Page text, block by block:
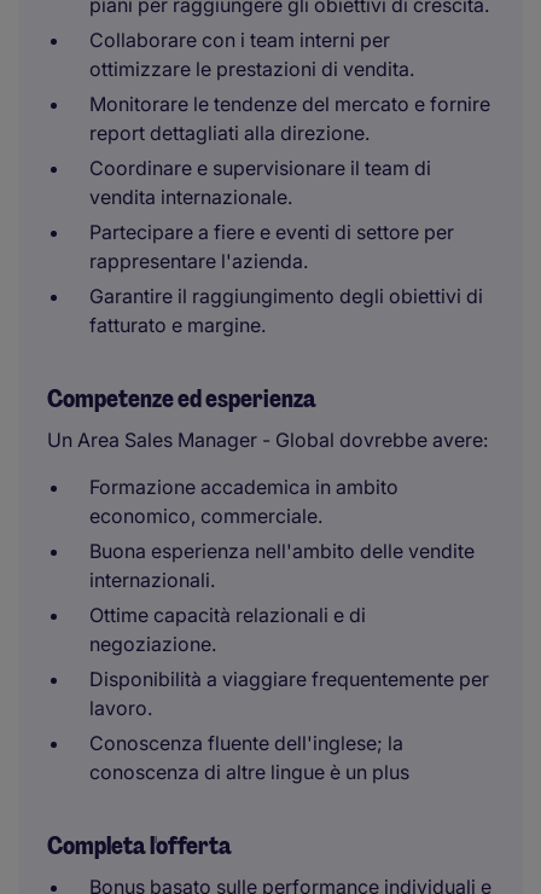
piani per raggiungere gli obiettivi di crescita.
Collaborare con i team interni per
ottimizzare le prestazioni di vendita.
Monitorare le tendenze del mercato e fornire
report dettagliati alla direzione.
Coordinare e supervisionare il team di
vendita internazionale.
Partecipare a fiere e eventi di settore per
rappresentare l'azienda.
Garantire il raggiungimento degli obiettivi di
fatturato e margine.
Competenze ed esperienza
Un Area Sales Manager - Global dovrebbe avere:
Formazione accademica in ambito
economico, commerciale.
Buona esperienza nell'ambito delle vendite
internazionali.
Ottime capacità relazionali e di
negoziazione.
Disponibilità a viaggiare frequentemente per
lavoro.
Conoscenza fluente dell'inglese; la
conoscenza di altre lingue è un plus
Completa l'offerta
Bonus basato sulle performance individuali e